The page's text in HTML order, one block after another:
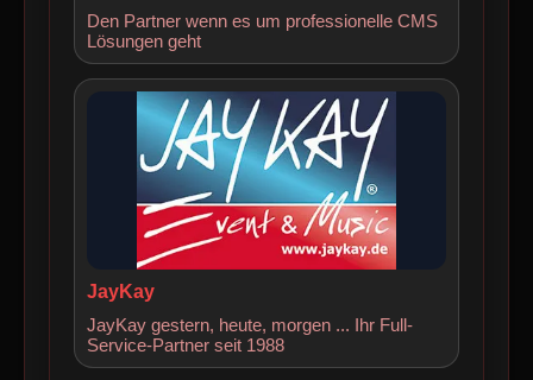
Den Partner wenn es um professionelle CMS
Lösungen geht
JayKay
JayKay gestern, heute, morgen ... Ihr Full-
Service-Partner seit 1988